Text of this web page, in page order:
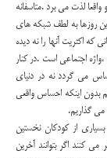
لذت می برد .متاسفانه
روزها به لطف شبکه های
که اکثریت آنها را نه دیده
اجتماعی است .در کنار
می گردد نه در دنیای
بدون اینکه احساس واقعی
می گذاریم.
از کودکان نخستین
کنند اگر بتوانند آخرین